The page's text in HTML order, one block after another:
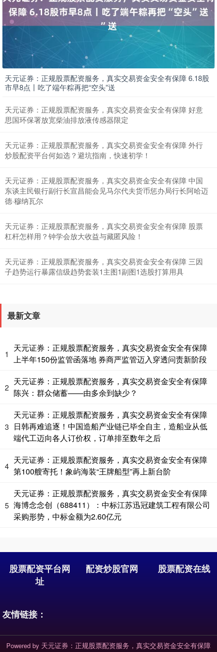
天元证券：正规股票配资服务，真实交易资金安全有保障 6.18股
市早8点丨吃了端午粽再把“空头”送
天元证券：正规股票配资服务，真实交易资金安全有保障 好意
思国环保署放宽柴油排放液传感器限定
天元证券：正规股票配资服务，真实交易资金安全有保障 外行
炒股配资平台何如选？避坑指南，快速初学！
天元证券：正规股票配资服务，真实交易资金安全有保障 中国
东谈主民银行副行长宣昌能会见马尔代夫货币惩办局行长阿哈迈
德·穆纳瓦尔
天元证券：正规股票配资服务，真实交易资金安全有保障 股票
杠杆怎样用？钟学会放大收益与藏匿风险！
天元证券：正规股票配资服务，真实交易资金安全有保障 三因
子趋势运行暴露信级趋势套装1主图1副图1选股打算用具
最新文章
1
天元证券：正规股票配资服务，真实交易资金安全有保障
上半年150份监管函落地 券商严监管迈入穿透问责新阶段
2
天元证券：正规股票配资服务，真实交易资金安全有保障
陈兴：群众储蓄——由多余到缺少？
3
天元证券：正规股票配资服务，真实交易资金安全有保障
日韩再难追逐！中国造船产业链已毕全自主，造船业从低
端代工迈向各人订价权，订单排至数年之后
4
天元证券：正规股票配资服务，真实交易资金安全有保障
第100艘寄托！象屿海装“王牌船型”再上新台阶
5
天元证券：正规股票配资服务，真实交易资金安全有保障
海博念念创（688411）：中标江苏迅冠建筑工程有限公司
采购形势，中标金额为2.60亿元
股票配资平台网
址
配资炒股官网 股票配资在线
友情链接：
Powered by 天元证券：正规股票配资服务，真实交易资金安全有保障